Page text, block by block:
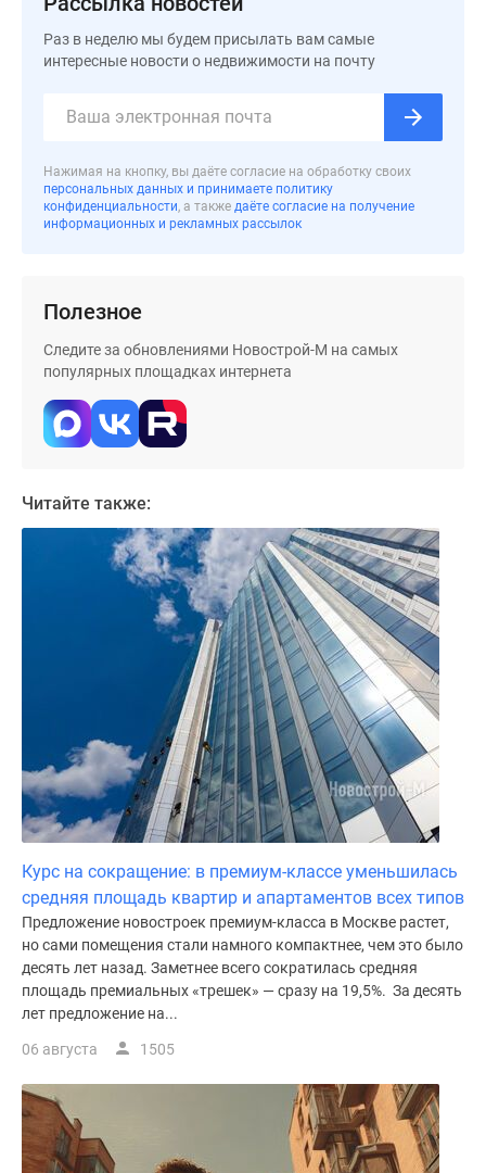
Раз в неделю мы будем присылать вам самые
интересные новости о недвижимости на почту
Нажимая на кнопку, вы даёте согласие на обработку своих
персональных данных и принимаете политику
конфиденциальности , а также даёте согласие на получение
информационных и рекламных рассылок
Полезное
Следите за обновлениями Новострой-М на самых
популярных площадках интернета
Читайте также:
Курс на сокращение: в премиум-классе уменьшилась
средняя площадь квартир и апартаментов всех типов
Предложение новостроек премиум-класса в Москве растет,
но сами помещения стали намного компактнее, чем это было
десять лет назад. Заметнее всего сократилась средняя
площадь премиальных «трешек» — сразу на 19,5%. За десять
лет предложение на...
06 августа 1505